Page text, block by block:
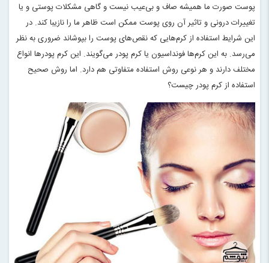
پوست صورت ما همیشه صاف و بی‌عیب نیست و گاهی مشکلات پوستی و یا
تغییرات درونی و تاثیر آن روی پوست ممکن است ظاهر ما را نازیبا کند. در
این شرایط استفاده از کرم‌هایی که نقص‌های پوست را بپوشاند ضروری به نظر
می‌رسد. به این‌ کرم‌ها فونداسیون یا کرم پودر می‌گویند. این کرم پودرها انواع
مختلف دارند و هر نوعی روش استفاده متفاوتی هم دارد. اما روش صحیح
استفاده از کرم پودر چیست؟